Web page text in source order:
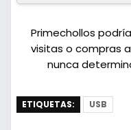
Primechollos
visitas o compras
nunca
ETIQUETAS: USB